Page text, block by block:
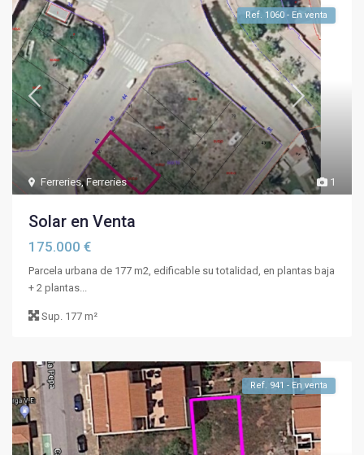
1
Ferreries,Ferreries
Ref. 1060 - En venta
Solar en Venta
175.000 €
Parcela urbana de 177 m2, edificable su totalidad, en plantas baja
+ 2 plantas...
Sup. 177 m²
Ref. 941 - En venta